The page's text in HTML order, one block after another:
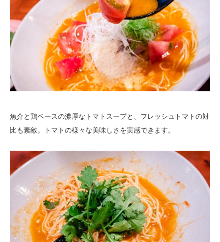
魚介と鶏ベースの濃厚なトマトスープと、フレッシュトマトの対
比も素敵。トマトの様々な美味しさを実感できます。